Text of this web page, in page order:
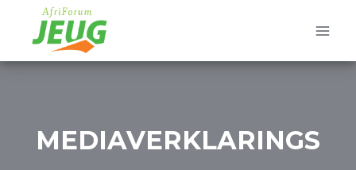
content
MEDIAVERKLARINGS